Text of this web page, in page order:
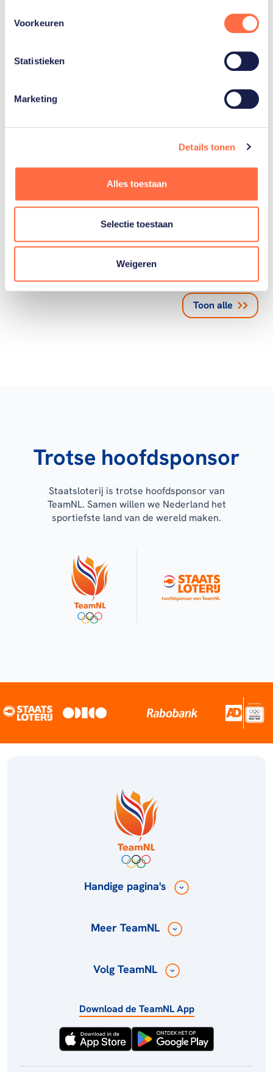
Voorkeuren
Statistieken
Marketing
Details tonen
Alles toestaan
Selectie toestaan
Weigeren
Femke Kok: “Dit is
waar ik heel erg van
Femke Kok neemt ons een
het liefste doet: taartjes
Lees artikel
Toon alle
Trotse hoofdsponsor
Staatsloterij is trotse hoofdsponsor van
TeamNL. Samen willen we Nederland het
sportiefste land van de wereld maken.
Handige pagina's
Meer TeamNL
Volg TeamNL
Download de TeamNL App